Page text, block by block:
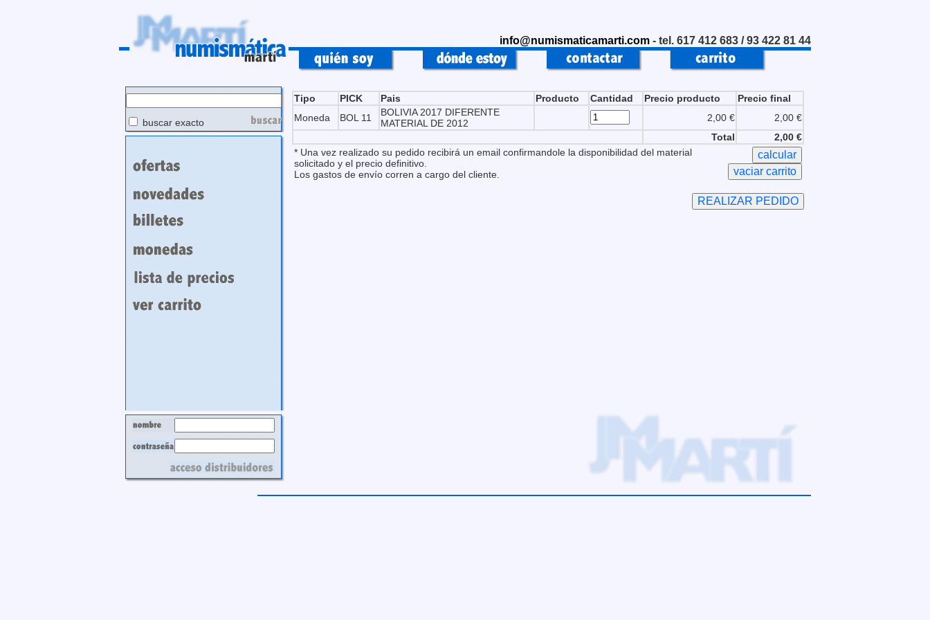
info@numismaticamarti.com - tel. 617 412 683 / 93 422 81 44
buscar exacto
Tipo PICK Pais Producto Cantidad Precio producto
Precio final
Moneda
BOL 11
BOLIVIA 2017 DIFERENTE
MATERIAL DE 2012
2,00 €
2,00 €
Total
2,00 €
* Una vez realizado su pedido recibirá un email confirmandole la disponibilidad del material
solicitado y el precio definitivo.
Los gastos de envío corren a cargo del cliente.